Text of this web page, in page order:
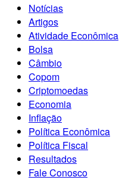
Notícias
Artigos
Atividade Econômica
Bolsa
Câmbio
Copom
Criptomoedas
Economia
Inflação
Política Econômica
Política Fiscal
Resultados
Fale Conosco